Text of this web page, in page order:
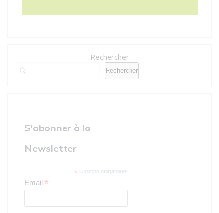
Rechercher
Rechercher
S'abonner à la
Newsletter
* Champs obligatoires
Email *